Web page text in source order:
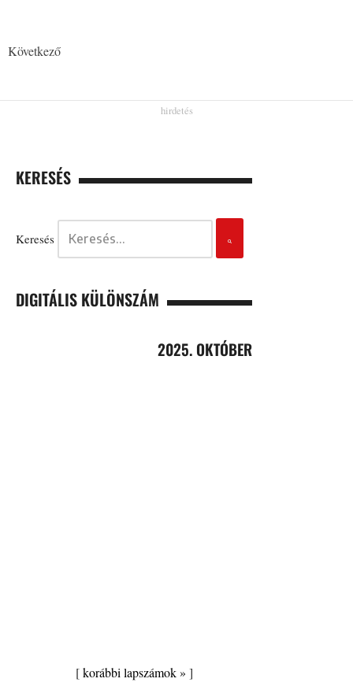
Következő
KERESÉS
Keresés
DIGITÁLIS KÜLÖNSZÁM
2025. OKTÓBER
[korábbi lapszámok » ]